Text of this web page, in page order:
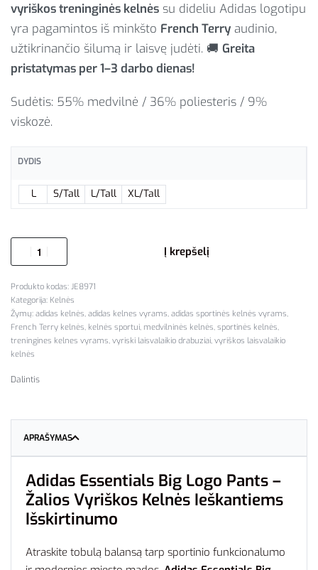
vyriškos treninginės kelnės su dideliu Adidas logotipu
yra pagamintos iš minkšto French Terry audinio,
užtikrinančio šilumą ir laisvę judėti. 🚚 Greita
pristatymas per 1–3 darbo dienas!
Sudėtis: 55% medvilnė / 36% poliesteris / 9%
viskozė.
DYDIS
L S/Tall L/Tall XL/Tall
Į krepšelį
JE8971
Kategorija: Kelnės
Žymų: adidas kelnės, adidas kelnes vyrams, adidas sportinės kelnės vyrams,
French Terry kelnės, kelnės sportui, medvilninės kelnės, sportinės kelnės,
treningines kelnes vyrams, vyriski laisvalaikio drabuziai, vyriškos laisvalaikio
kelnės
Dalintis
APRAŠYMAS
Adidas Essentials Big Logo Pants –
Žalios Vyriškos Kelnės Ieškantiems
Išskirtinumo
Atraskite tobulą balansą tarp sportinio funkcionalumo